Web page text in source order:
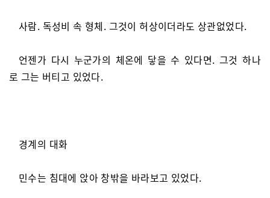
사람. 독성비 속 형체. 그것이 허상이더라도 상관없었다.
언젠가 다시 누군가의 체온에 닿을 수 있다면. 그것 하나
로 그는 버티고 있었다.
경계의 대화
민수는 침대에 앉아 창밖을 바라보고 있었다.